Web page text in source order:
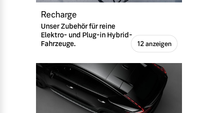
Recharge
Unser Zubehör für reine
Elektro- und Plug-in Hybrid-
Fahrzeuge.
12 anzeigen